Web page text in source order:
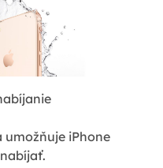
umožňuje iPhone